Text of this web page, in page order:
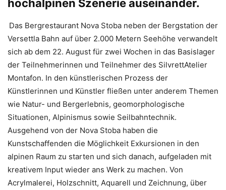
hochalpinen Szenerie auseinander.
Das Bergrestaurant Nova Stoba neben der Bergstation der
Versettla Bahn auf über 2.000 Metern Seehöhe verwandelt
sich ab dem 22. August für zwei Wochen in das Basislager
der Teilnehmerinnen und Teilnehmer des SilvrettAtelier
Montafon. In den künstlerischen Prozess der
Künstlerinnen und Künstler fließen unter anderem Themen
wie Natur- und Bergerlebnis, geomorphologische
Situationen, Alpinismus sowie Seilbahntechnik.
Ausgehend von der Nova Stoba haben die
Kunstschaffenden die Möglichkeit Exkursionen in den
alpinen Raum zu starten und sich danach, aufgeladen mit
kreativem Input wieder ans Werk zu machen. Von
Acrylmalerei, Holzschnitt, Aquarell und Zeichnung, über